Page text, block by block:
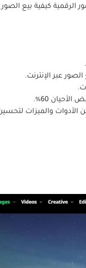
كيفية بيع الصور
والميزات